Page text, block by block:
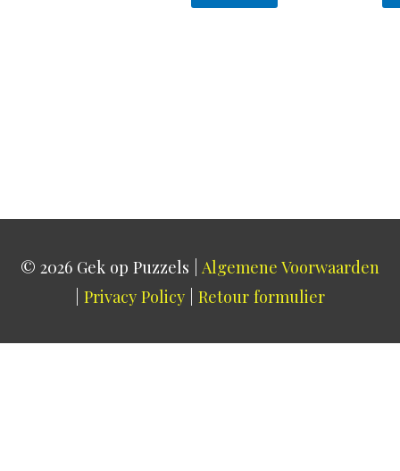
© 2026 Gek op Puzzels
Algemene Voorwaarden
Privacy Policy Retour formulier